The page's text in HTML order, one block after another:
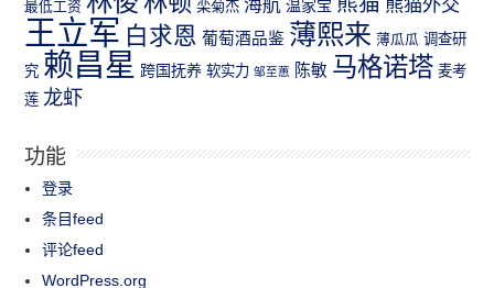
最低工资 栾菊杰 海航 温家宝 熊猫外交
王立军 白求恩 葡萄酒品鉴 薄熙来 薄瓜瓜 调查研
究 赖昌星 跨国抚养 软实力 邹至蕙 陈敏 马格诺塔 麦考
莲 龙虾
功能
登录
条目feed
评论feed
WordPress.org